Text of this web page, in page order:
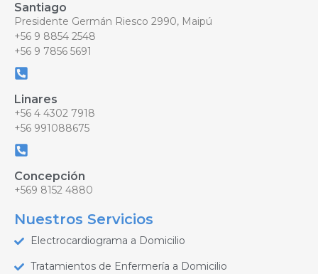
Santiago
Presidente Germán Riesco 2990, Maipú
+56 9 8854 2548
+56 9 7856 5691
Linares
+56 4 4302 7918
+56 991088675
Concepción
+569 8152 4880
Nuestros Servicios
Electrocardiograma a Domicilio
Tratamientos de Enfermería a Domicilio